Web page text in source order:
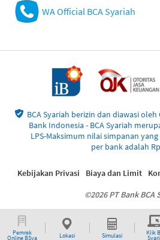
Pemrek
Online BSya Lokasi Simulasi Klik
WA Official BCA Syariah
BCA Syariah berizin dan diawasi
Bank Indonesia - BCA Syariah
LPS-Maksimum nilai simpanan
per bank adalah
©2026 PT Bank BCA
Kebijakan Privasi Biaya dan Limit